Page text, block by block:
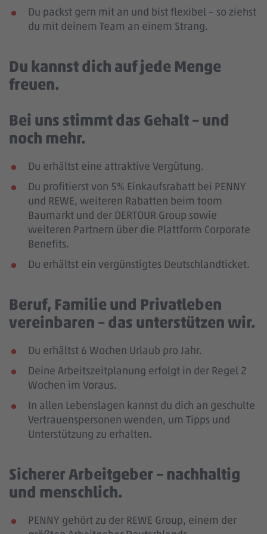
Du packst gern mit an und bist flexibel – so ziehst
du mit deinem Team an einem Strang.
Du kannst dich auf jede Menge
freuen.
Bei uns stimmt das Gehalt – und
noch mehr.
Du erhältst eine attraktive Vergütung.
Du profitierst von 5% Einkaufsrabatt bei PENNY
und REWE, weiteren Rabatten beim toom
Baumarkt und der DERTOUR Group sowie
weiteren Partnern über die Plattform Corporate
Benefits.
Du erhältst ein vergünstigtes Deutschlandticket.
Beruf, Familie und Privatleben
vereinbaren – das unterstützen wir.
Du erhältst 6 Wochen Urlaub pro Jahr.
Deine Arbeitszeitplanung erfolgt in der Regel 2
Wochen im Voraus.
In allen Lebenslagen kannst du dich an geschulte
Vertrauenspersonen wenden, um Tipps und
Unterstützung zu erhalten.
Sicherer Arbeitgeber – nachhaltig
und menschlich.
PENNY gehört zu der REWE Group, einem der